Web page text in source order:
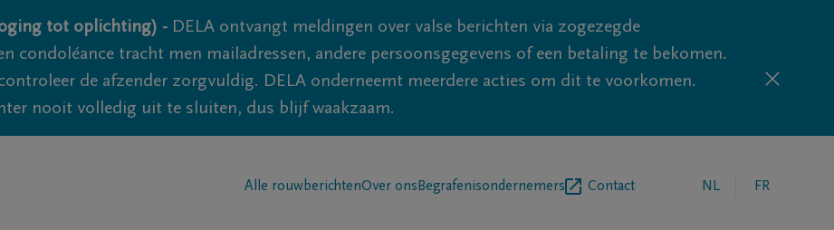
tot oplichting) - DELA ontvangt meldingen over valse berichten via zogezegde
condoléance tracht men mailadressen, andere persoonsgegevens of een betaling te bekomen.
de afzender zorgvuldig. DELA onderneemt meerdere acties om dit te voorkomen.
nooit volledig uit te sluiten, dus blijf waakzaam.
Alle rouwberichtenOver ons Begrafenisondernemers Contact NL FR